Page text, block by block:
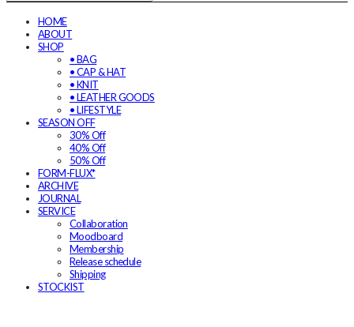
HOME
ABOUT
SHOP
• BAG
• CAP & HAT
• KNIT
• LEATHER GOODS
• LIFESTYLE
SEASON OFF
30% Off
40% Off
50% Off
FORM-FLUX*
ARCHIVE
JOURNAL
SERVICE
Collaboration
Moodboard
Membership
Release schedule
Shipping
STOCKIST